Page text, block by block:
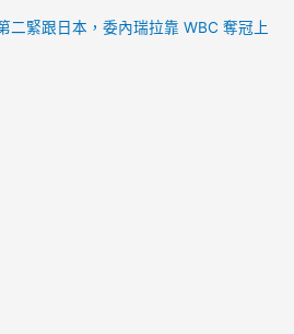
二緊跟日本，委內瑞拉靠 WBC 奪冠上